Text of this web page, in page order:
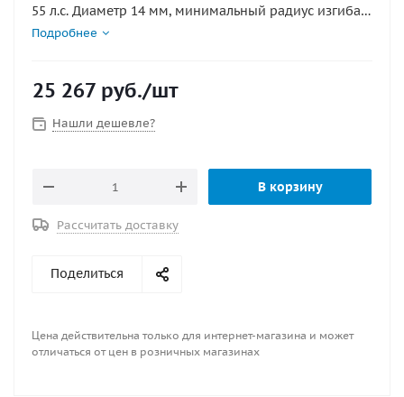
55 л.с. Диаметр 14 мм, минимальный радиус изгиба
200 мм, рабочий ход 230 мм.. Применяется с
Диаметр, мм : 14
Применяется с приводом : T- 67, G10
Рабочий ход, мм : 230
Совместимость с приводами : C230\C231 Morse-
Compac-T-Teleflex-805TX
Подробнее
25 267 руб./шт
Нашли дешевле?
В корзину
Рассчитать доставку
Поделиться
Цена действительна только для интернет-магазина и может
отличаться от цен в розничных магазинах